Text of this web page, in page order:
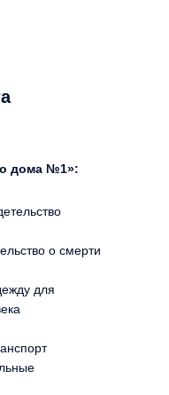
дома №1»:
о смерти
для